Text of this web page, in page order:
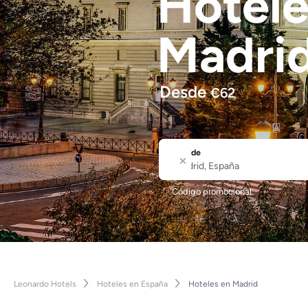
Desde€62
Dónde
Ciudad o nombre del hotel
Código promocional
Leonardo Hotels Hoteles en España Hoteles en Madrid